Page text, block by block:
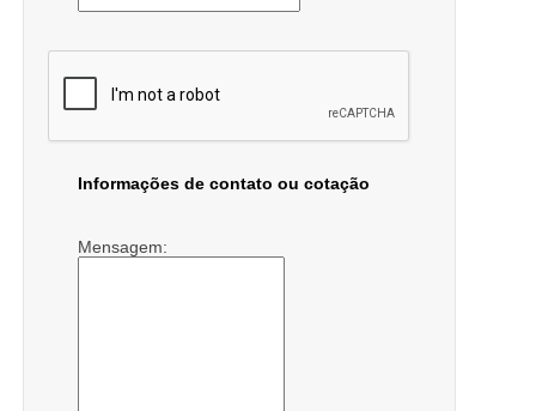
Informações de contato ou cotação
Mensagem: